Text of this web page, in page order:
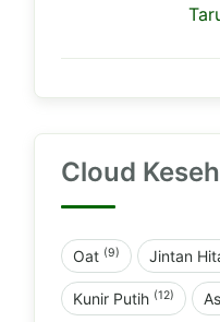
Cloud
Oat (9) Jintan
Kunir Putih (12)